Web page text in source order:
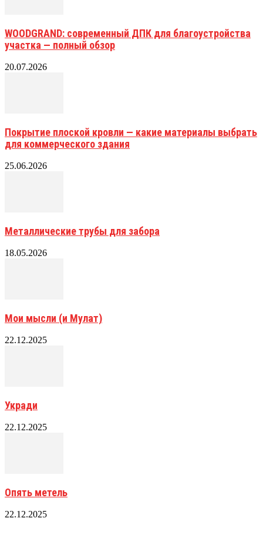
WOODGRAND: современный ДПК для благоустройства
участка — полный обзор
20.07.2026
Покрытие плоской кровли — какие материалы выбрать
для коммерческого здания
25.06.2026
Металлические трубы для забора
18.05.2026
Мои мысли (и Мулат)
22.12.2025
Укради
22.12.2025
Опять метель
22.12.2025